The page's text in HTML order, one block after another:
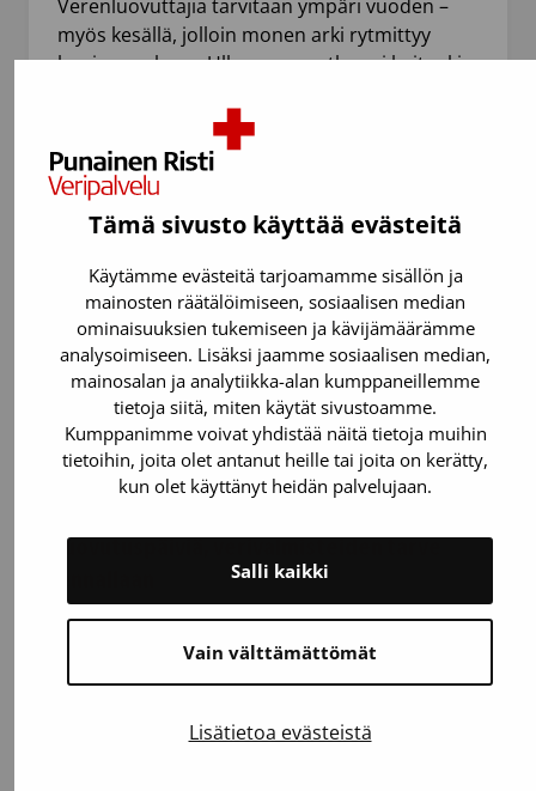
Tämä sivusto käyttää evästeitä
Käytämme evästeitä tarjoamamme sisällön ja
mainosten räätälöimiseen, sosiaalisen median
ominaisuuksien tukemiseen ja kävijämäärämme
analysoimiseen. Lisäksi jaamme sosiaalisen median,
mainosalan ja analytiikka-alan kumppaneillemme
tietoja siitä, miten käytät sivustoamme.
Kumppanimme voivat yhdistää näitä tietoja muihin
tietoihin, joita olet antanut heille tai joita on kerätty,
kun olet käyttänyt heidän palvelujaan.
Vain välttämättömät
Salli kaikki
Lisätietoa evästeistä
Verenluovuttajia tarvitaan ympäri vuoden –
myös kesällä, jolloin monen arki rytmittyy
lomien mukaan. Ulkomaanmatka voi kuitenkin
15.6.2026 Uutinen
luovutuspäiviä, verivalmisteiden tarve
Verenluovutus on tärkeää myös keskikesän
juhlan aikaan. Juhannusviikolla luovutuspäiviä
on tavallista vähemmän, mutta verta tarvitaan